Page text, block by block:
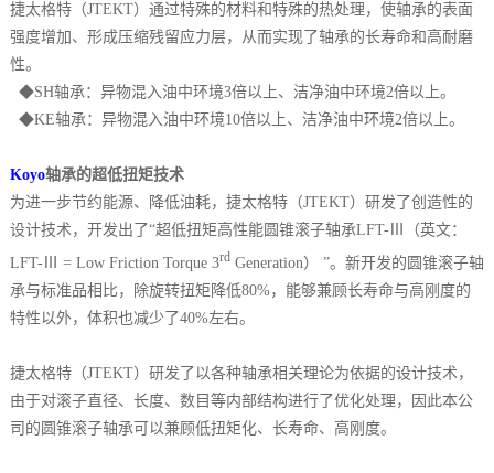
捷太格特（JTEKT）通过特殊的材料和特殊的热处理，使轴承的表面
强度增加、形成压缩残留应力层，从而实现了轴承的长寿命和高耐磨
性。
◆SH轴承：异物混入油中环境3倍以上、洁净油中环境2倍以上。
◆KE轴承：异物混入油中环境10倍以上、洁净油中环境2倍以上。
Koyo轴承的超低扭矩技术
为进一步节约能源、降低油耗，捷太格特（JTEKT）研发了创造性的
设计技术，开发出了“超低扭矩高性能圆锥滚子轴承LFT-Ⅲ（英文：
LFT-Ⅲ = Low Friction Torque 3rdGeneration） ”。新开发的圆锥滚子轴
承与标准品相比，除旋转扭矩降低80%，能够兼顾长寿命与高刚度的
特性以外，体积也减少了40%左右。
捷太格特（JTEKT）研发了以各种轴承相关理论为依据的设计技术，
由于对滚子直径、长度、数目等内部结构进行了优化处理，因此本公
司的圆锥滚子轴承可以兼顾低扭矩化、长寿命、高刚度。